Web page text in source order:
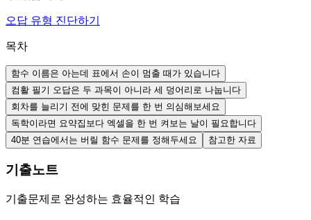
오답 유형 진단하기
목차
함수 이름은 아는데 표에서 손이 멈출 때가 있습니다
컴활 필기 오답은 두 과목이 아니라 세 덩어리로 나눕니다
회차를 늘리기 전에 맞힌 문제를 한 번 의심해보세요
독학이라면 요약집보다 엑셀을 한 번 켜보는 날이 필요합니다
40분 연습에서는 버릴 함수 문제를 정해두세요
참고한 자료
기출노트
기출문제로 완성하는 효율적인 학습